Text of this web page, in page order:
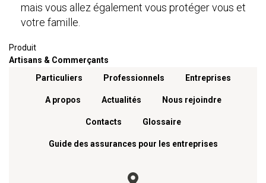
mais vous allez également vous protéger vous et
votre famille.
Produit
Artisans & Commerçants
Menu footer
Particuliers Professionnels Entreprises
A propos Actualités Nous rejoindre
Contacts Glossaire
Guide des assurances pour les entreprises